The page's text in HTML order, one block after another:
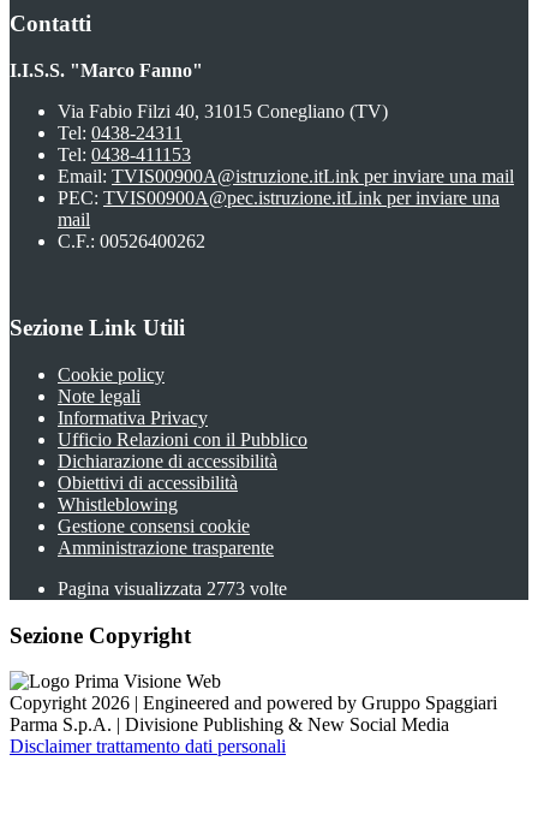
Contatti
I.I.S.S. "Marco Fanno"
Via Fabio Filzi 40, 31015 Conegliano (TV)
Tel: 0438-24311
Tel: 0438-411153
Email: TVIS00900A@istruzione.itLink per inviare una mail
PEC: TVIS00900A@pec.istruzione.itLink per inviare una
mail
C.F.: 00526400262
Sezione Link Utili
Cookie policy
Note legali
Informativa Privacy
Ufficio Relazioni con il Pubblico
Dichiarazione di accessibilità
Obiettivi di accessibilità
Whistleblowing
Gestione consensi cookie
Amministrazione trasparente
Pagina visualizzata 2773 volte
Sezione Copyright
Copyright 2026 | Engineered and powered by Gruppo Spaggiari
Parma S.p.A. | Divisione Publishing & New Social Media
Disclaimer trattamento dati personali